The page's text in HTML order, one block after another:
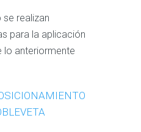
realizan
para la aplicación
lo anteriormente